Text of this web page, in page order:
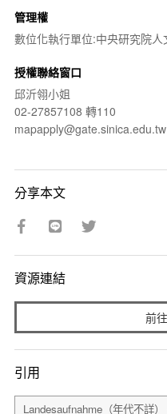
管理權
數位化執行單位:中央研究院
授權聯絡窗口
邱沂翎小姐
02-27857108 轉110
mapapply@gate.sinica.edu.tw
分享本文
資源連結
前
引用